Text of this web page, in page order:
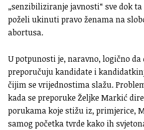
„senzibiliziranje javnosti“ sve dok
poželi ukinuti pravo ženama na
abortusa.
U potpunosti je, naravno, logično da
preporučuju kandidate i
čijim se vrijednostima slažu.
kada se preporuke Željke Markić
porukama koje stižu iz, primjerice,
samog početka tvrde kako ih